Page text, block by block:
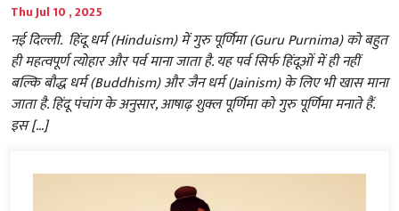
Thu Jul 10 , 2025
नई दिल्ली. हिंदू धर्म (Hinduism) में गुरु पूर्णिमा (Guru Purnima) को बहुत
ही महत्वपूर्ण त्योहार और पर्व माना जाता है. यह पर्व सिर्फ हिंदूओं में ही नहीं
बल्कि बौद्ध धर्म (Buddhism) और जैन धर्म (Jainism) के लिए भी खास माना
जाता है. हिंदू पंचांग के अनुसार, आषाढ़ शुक्ल पूर्णिमा को गुरु पूर्णिमा मनाते हैं.
इस […]